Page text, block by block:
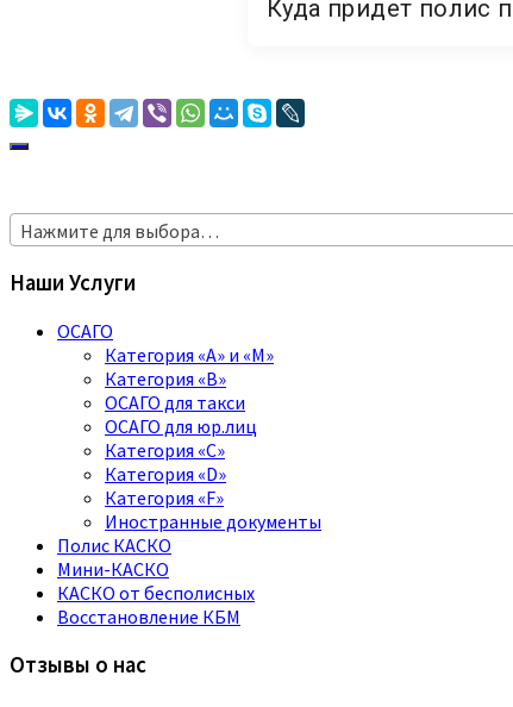
Нажмите для выбора…
Наши Услуги
ОСАГО
Категория «A» и «M»
Категория «B»
ОСАГО для такси
ОСАГО для юр.лиц
Категория «C»
Категория «D»
Категория «F»
Иностранные документы
Полис КАСКО
Мини-КАСКО
КАСКО от бесполисных
Восстановление КБМ
Отзывы о нас